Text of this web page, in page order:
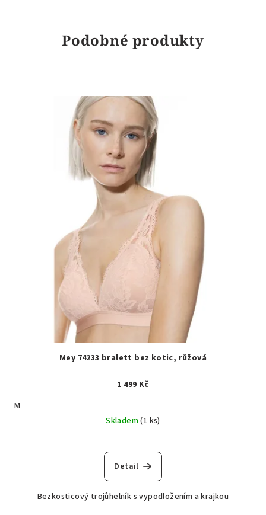
Podobné produkty
Mey 74233 bralett bez kotic, růžová
1 499 Kč
M
Skladem(1 ks)
Detail
Bezkosticový trojůhelník s vypodložením a krajkou